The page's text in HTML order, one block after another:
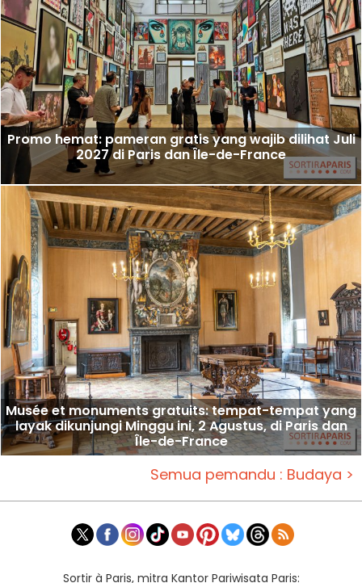
Promo hemat: pameran gratis yang wajib dilihat Juli
2027 di Paris dan Île-de-France
Musée et monuments gratuits: tempat-tempat yang
layak dikunjungi Minggu ini, 2 Agustus, di Paris dan
Île-de-France
Semua pemandu : Budaya >
Sortir à Paris, mitra Kantor Pariwisata Paris: